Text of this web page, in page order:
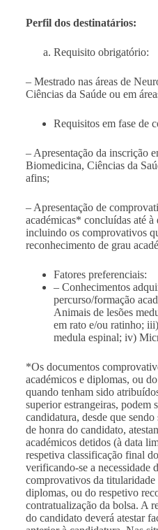
Perfil dos destinatários:
Requisito obrigatório:
– Mestrado nas áreas de
Ciências da Saúde ou em
Requisitos em fase de
– Apresentação da inscrição
Biomedicina, Ciências da
afins;
– Apresentação de
académicas* concluídas até
incluindo os comprovativos
reconhecimento de grau
Fatores preferenciais:
– Conhecimentos
percurso/formação
Animais de lesões
em rato e/ou ratinho;
medula espinal; iv)
*Os documentos
académicos e diplomas, ou
quando tenham sido
superior estrangeiras, podem
candidatura, desde que
de honra do candidato,
académicos detidos (à data
respetiva classificação final
verificando-se a necessidade
comprovativos da titularidade
diplomas, ou do respetivo
contratualização da bolsa. A
do candidato deverá atestar